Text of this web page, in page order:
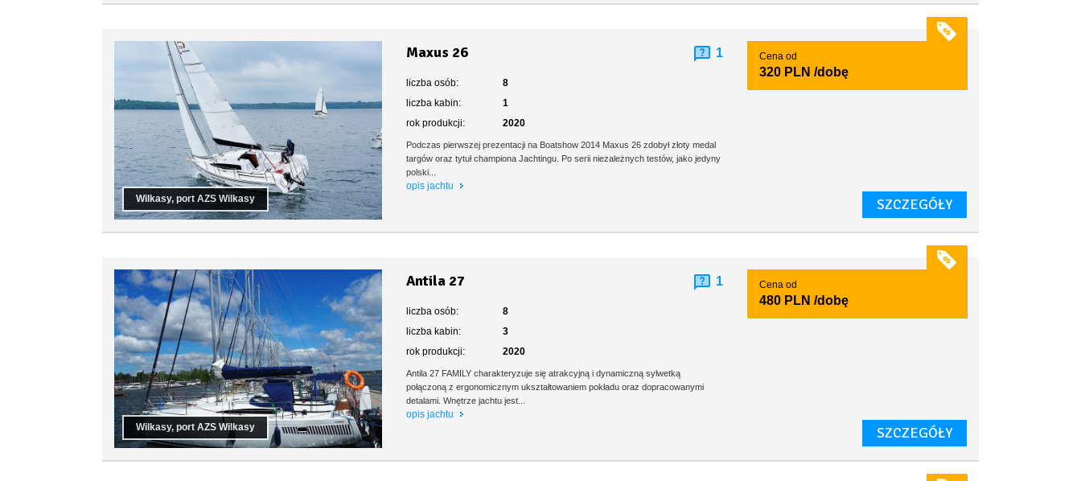
Wilkasy, port AZS Wilkasy
Maxus 26 1
liczba osób:
8
liczba kabin:
1
rok produkcji:
2020
Podczas pierwszej prezentacji na Boatshow 2014 Maxus 26 zdobył złoty medal
targów oraz tytuł championa Jachtingu. Po serii niezależnych testów, jako jedyny
polski...
opis jachtu
Cena od
320 PLN /dobę
SZCZEGÓŁY
Wilkasy, port AZS Wilkasy
Antila 27 1
liczba osób:
8
liczba kabin:
3
rok produkcji:
2020
Antila 27 FAMILY charakteryzuje się atrakcyjną i dynamiczną sylwetką
połączoną z ergonomicznym ukształtowaniem pokładu oraz dopracowanymi
detalami. Wnętrze jachtu jest...
opis jachtu
Cena od
480 PLN /dobę
SZCZEGÓŁY